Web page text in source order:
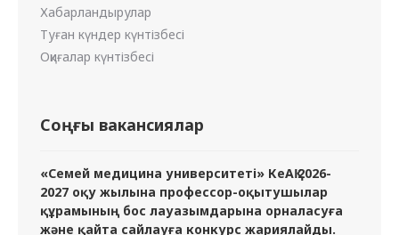
Хабарландырулар
Туған күндер күнтізбесі
Оқиғалар күнтізбесі
Соңғы вакансиялар
«Семей медицина университеті» КеАҚ 2026-
2027 оқу жылына профессор-оқытушылар
құрамының бос лауазымдарына орналасуға
және қайта сайлауға конкурс жариялайды.